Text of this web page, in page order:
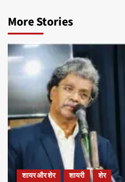
More Stories
शायर और शेर शायरी शेर